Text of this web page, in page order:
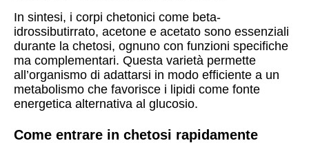
In sintesi, i corpi chetonici come beta-
idrossibutirrato, acetone e acetato sono essenziali
durante la chetosi, ognuno con funzioni specifiche
ma complementari. Questa varietà permette
all’organismo di adattarsi in modo efficiente a un
metabolismo che favorisce i lipidi come fonte
energetica alternativa al glucosio.
Come entrare in chetosi rapidamente